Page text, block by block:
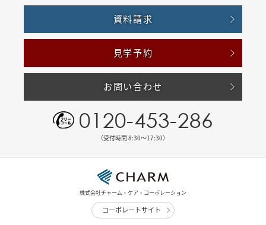
資料請求
見学予約
お問い合わせ
0120-453-286
（受付時間 8:30〜17:30）
株式会社チャーム・ケア・コーポレーション
コーポレートサイト